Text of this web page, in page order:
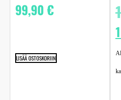
99,90€
LISÄÄ OSTOSKORIIN